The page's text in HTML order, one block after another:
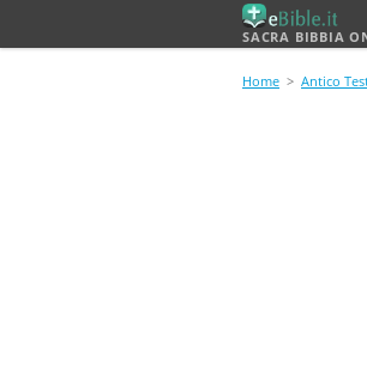
SACRA BIBBIA
Home > Antico